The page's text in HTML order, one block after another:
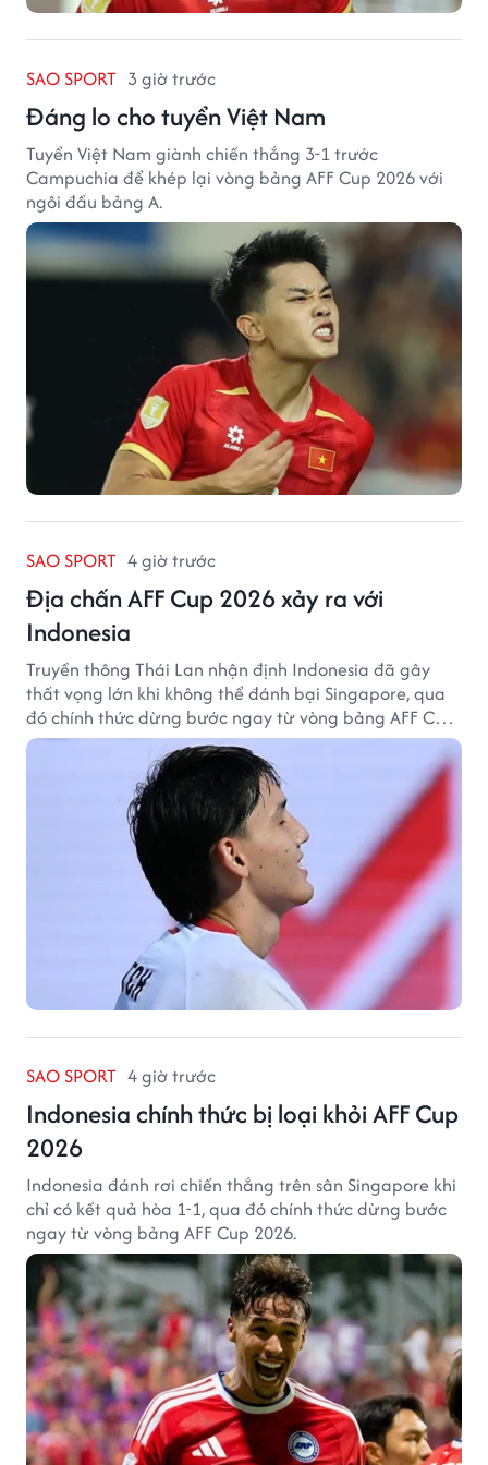
SAO SPORT 3 giờ trước
Đáng lo cho tuyển Việt Nam
Tuyển Việt Nam giành chiến thắng 3-1 trước
Campuchia để khép lại vòng bảng AFF Cup 2026 với
ngôi đầu bảng A.
SAO SPORT 4 giờ trước
Địa chấn AFF Cup 2026 xảy ra với
Indonesia
Truyền thông Thái Lan nhận định Indonesia đã gây
thất vọng lớn khi không thể đánh bại Singapore, qua
đó chính thức dừng bước ngay từ vòng bảng AFF Cup
2026.
SAO SPORT 4 giờ trước
Indonesia chính thức bị loại khỏi AFF Cup
2026
Indonesia đánh rơi chiến thắng trên sân Singapore khi
chỉ có kết quả hòa 1-1, qua đó chính thức dừng bước
ngay từ vòng bảng AFF Cup 2026.